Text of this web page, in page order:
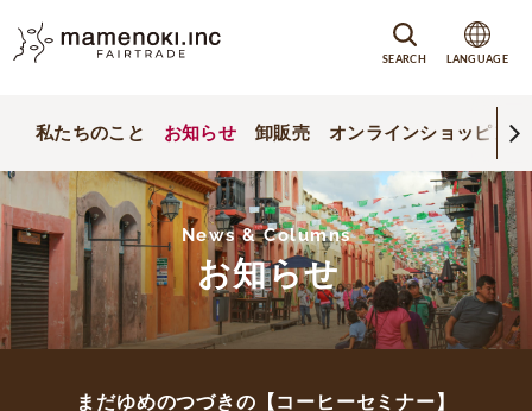
SEARCH LANGUAGE
私たちのこと お知らせ 卸販売 オンラインショッピング
News & Columns
お知らせ
まだゆめのつづきの【コーヒーセミナー】